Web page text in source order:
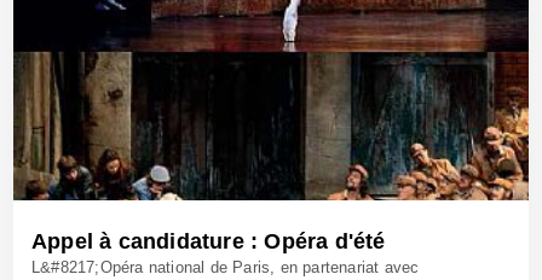
Appel à candidature : Opéra d'été
L&#8217;Opéra national de Paris, en partenariat avec